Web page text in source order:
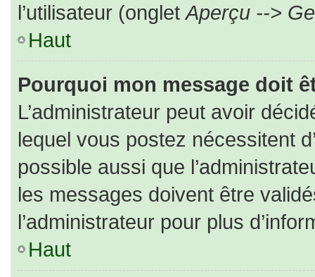
l’utilisateur (ongletAperçu -->
Haut
Pourquoi mon message doit
L’administrateur peut avoir
lequel vous postez nécessitent
possible aussi que
les messages doivent être
l’administrateur pour plus
Haut